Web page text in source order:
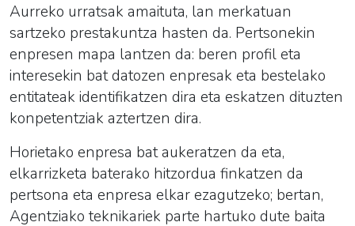
Aurreko urratsak amaituta, lan merkatuan
sartzeko prestakuntza hasten da. Pertsonekin
enpresen mapa lantzen da: beren profil eta
interesekin bat datozen enpresak eta bestelako
entitateak identifikatzen dira eta eskatzen dituzten
konpetentziak aztertzen dira.
Horietako enpresa bat aukeratzen da eta,
elkarrizketa baterako hitzordua finkatzen da
pertsona eta enpresa elkar ezagutzeko; bertan,
Agentziako teknikariek parte hartuko dute baita